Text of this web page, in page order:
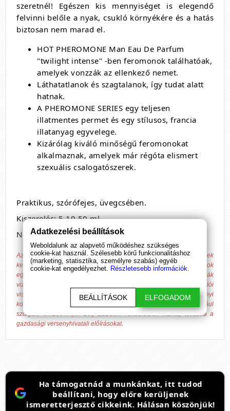
szeretnél! Egészen kis mennyiséget is elegendő
felvinni belőle a nyak, csukló környékére és a hatás
biztosan nem marad el.
HOT PHEROMONE Man Eau De Parfum
"twilight intense" -ben feromonok találhatóak,
amelyek vonzzák az ellenkező nemet.
Láthatatlanok és szagtalanok, így tudat alatt
hatnak.
A PHEROMONE SERIES egy teljesen
illatmentes permet és egy stílusos, francia
illatanyag egyvelege.
Kizárólag kiváló minőségű feromonokat
alkalmaznak, amelyek már régóta elismert
szexuális csalogatószerek.
Praktikus, szórófejes, üvegcsében.
Kiszerelés: 5,10,50 ml
Nem: férfiaknak
Az általunk forgalmazott termékek nem alkalmasak betegségek
kezelésére, gyógyítására és azok megelőzésére. A megadott hatások
egyénenként változhatnak, azokat nem minden esetben igazolják
vizsgálatok, csak tájékoztató jellegűek, hagyományokon és vásárlói
visszajelzéseken alapulnak! A Bende Online Média Kft. valamennyi
kommunikációs felületén tiszteletben tartja a fentiek jogforrásául
szolgáló 37/2004. (IV. 26.) ESzCsM rendeletben írtakat, továbbá a
gazdasági versenyhivatali előírásokat.
Ha támogatnád a munkánkat, itt tudod
beállítani, hogy előre kerüljenek
ismeretterjesztő cikkeink. Hálásan köszönjük!
Adatkezelési beállítások
Weboldalunk az alapvető működéshez szükséges
cookie-kat használ. Szélesebb körű funkcionalitáshoz
(marketing, statisztika, személyre szabás) egyéb
cookie-kat engedélyezhet. Részletesebb információk.
BEÁLLÍTÁSOK ELFOGADOM